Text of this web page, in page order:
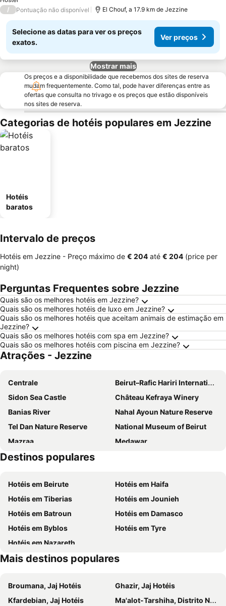
/ Pontuação não disponível El Chouf, a 17.9 km de Jezzine
Selecione as datas para ver os preços
exatos.
Ver preços
Mostrar mais
Os preços e a disponibilidade que recebemos dos sites de reserva
mudam frequentemente. Como tal, pode haver diferenças entre as
ofertas que consulta no trivago e os preços que estão disponíveis
nos sites de reserva.
Categorias de hotéis populares em Jezzine
Hotéis
baratos
Intervalo de preços
Hotéis em Jezzine - Preço máximo de ‎€ 204 até ‎€ 204 (price per
night)
Perguntas Frequentes sobre Jezzine
Quais são os melhores hotéis em Jezzine?
Quais são os melhores hotéis de luxo em Jezzine?
Quais são os melhores hotéis que aceitam animais de estimação em
Jezzine?
Quais são os melhores hotéis com spa em Jezzine?
Quais são os melhores hotéis com piscina em Jezzine?
Atrações - Jezzine
Centrale
Beirut–Rafic Hariri International Airport
Sidon Sea Castle
Château Kefraya Winery
Banias River
Nahal Ayoun Nature Reserve
Tel Dan Nature Reserve
National Museum of Beirut
Mazraa
Medawar
Saint George Maronite Cathedral
Dar El-Mreisseh Street
ABC Mall Achrafieh
Jeita Grotto
Destinos populares
Hotéis em Beirute
Hotéis em Haifa
Hotéis em Tiberias
Hotéis em Jounieh
Hotéis em Batroun
Hotéis em Damasco
Hotéis em Byblos
Hotéis em Tyre
Hotéis em Nazareth
Mais destinos populares
Broumana, Jaj Hotéis
Ghazir, Jaj Hotéis
Kfardebian, Jaj Hotéis
Ma'alot-Tarshiha, Distrito Norte Hotéis